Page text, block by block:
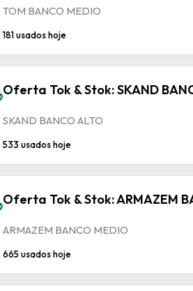
TOM BANCO MEDIO
181 usados hoje
Oferta Tok & Stok: SKAND
SKAND BANCO ALTO
533 usados hoje
Oferta Tok & Stok: ARMAZEM
ARMAZEM BANCO MEDIO
665 usados hoje